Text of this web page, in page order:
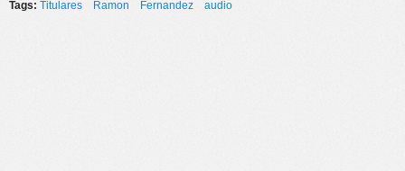
Tags: Titulares Ramon Fernandez audio